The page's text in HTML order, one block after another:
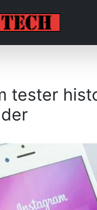
tester